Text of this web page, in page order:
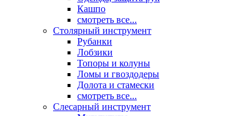
Кашпо
смотреть все...
Столярный инструмент
Рубанки
Лобзики
Топоры и колуны
Ломы и гвоздодеры
Долота и стамески
смотреть все...
Слесарный инструмент